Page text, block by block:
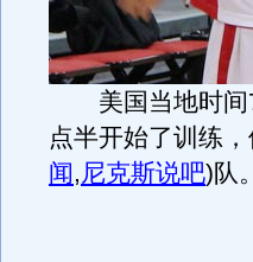
美国当地时间7
点半开始了训练
闻,尼克斯说吧)队。